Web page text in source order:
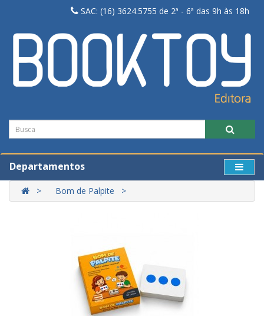
SAC: (16) 3624.5755 de 2ª - 6ª das 9h às 18h
Departamentos
Bom de Palpite